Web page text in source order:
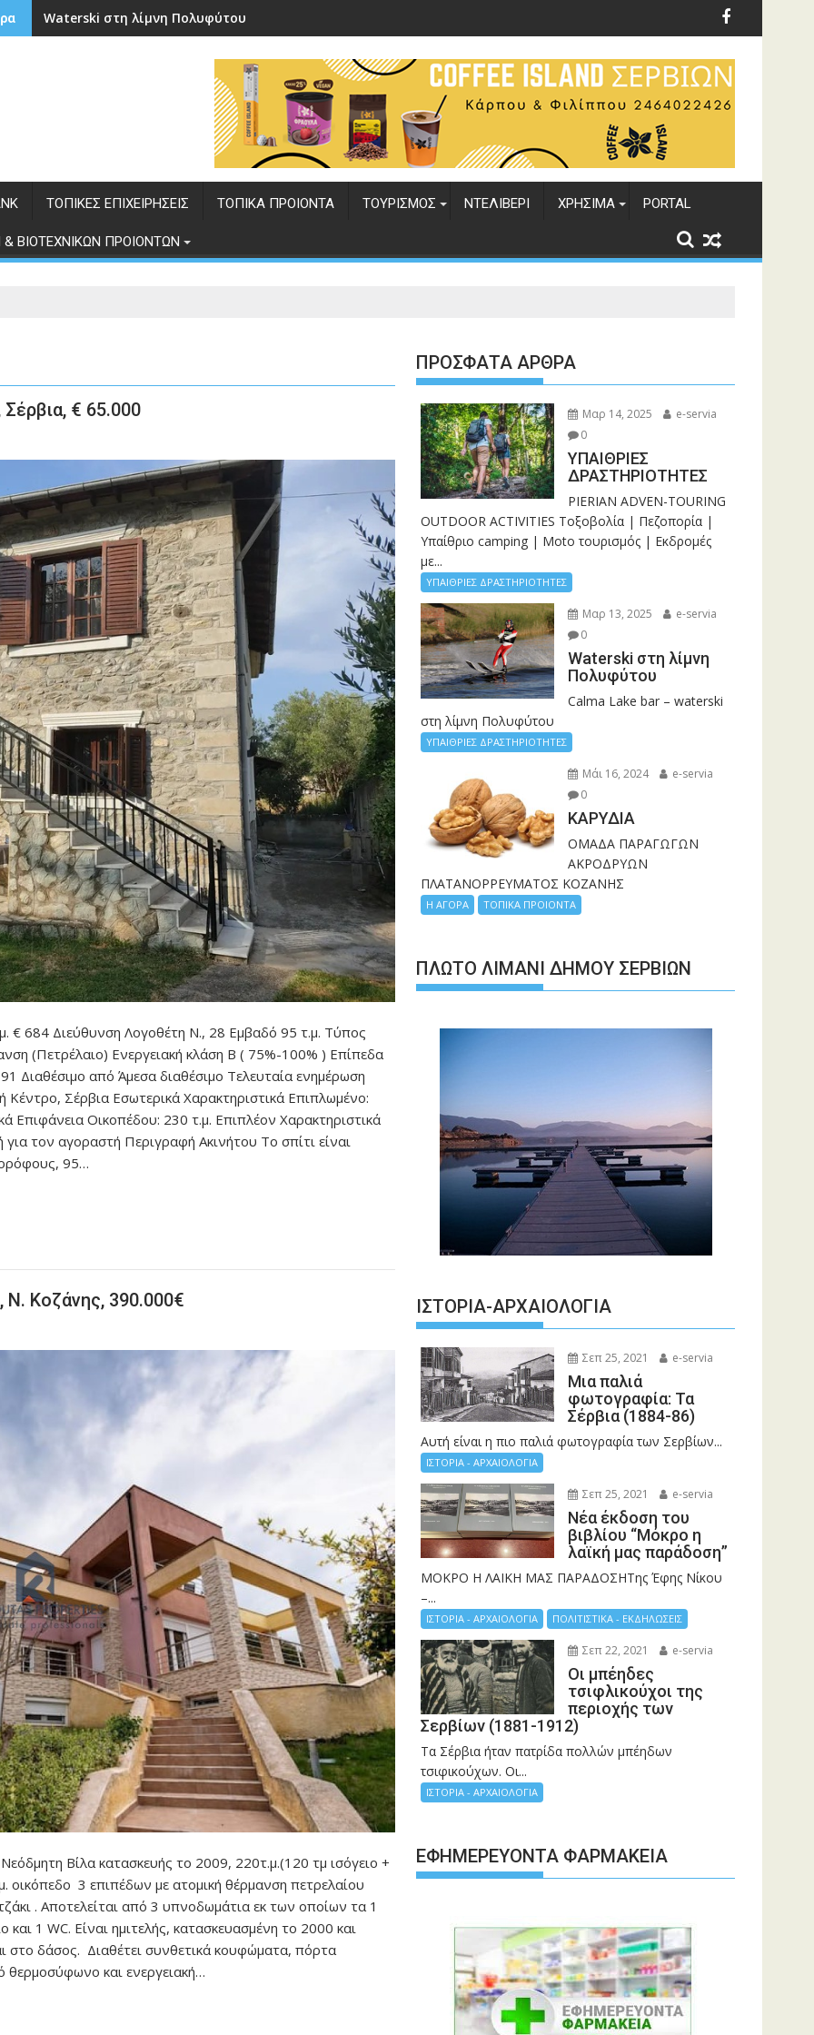
Waterski στη λίμνη Πολυφύτου
ΤΟΠΙΚΕΣ ΕΠΙΧΕΙΡΗΣΕΙΣ ΤΟΠΙΚΑ ΠΡΟΙΟΝΤΑ ΤΟΥΡΙΣΜΟΣ ΝΤΕΛΙΒΕΡΙ ΧΡΗΣΙΜΑ PORTAL
ΒΙΟΤΕΧΝΙΚΩΝ ΠΡΟΙΟΝΤΩΝ
€ 65.000
€ 684 Διεύθυνση Λογοθέτη Ν., 28 Εμβαδό 95 τ.μ. Τύπος
(Πετρέλαιο) Ενεργειακή κλάση Β ( 75%-100% ) Επίπεδα
Διαθέσιμο από Άμεσα διαθέσιμο Τελευταία ενημέρωση
Σέρβια Εσωτερικά Χαρακτηριστικά Επιπλωμένο:
Επιφάνεια Οικοπέδου: 230 τ.μ. Επιπλέον Χαρακτηριστικά
για τον αγοραστή Περιγραφή Ακινήτου Το σπίτι είναι
ορόφους, 95…
Ν. Κοζάνης, 390.000€
Βίλα κατασκευής το 2009, 220τ.μ.(120 τμ ισόγειο +
3 επιπέδων με ατομική θέρμανση πετρελαίου
. Αποτελείται από 3 υπνοδωμάτια εκ των οποίων τα 1
1 WC. Είναι ημιτελής, κατασκευασμένη το 2000 και
στο δάσος. Διαθέτει συνθετικά κουφώματα, πόρτα
θερμοσύφωνο και ενεργειακή…
ΠΡΌΣΦΑΤΑ ΆΡΘΡΑ
Μαρ 14, 2025
e-servia
0
ΥΠΑΙΘΡΙΕΣ
ΔΡΑΣΤΗΡΙΟΤΗΤΕΣ
PIERIAN ADVEN-TOURING
OUTDOOR ACTIVITIES Τοξοβολία | Πεζοπορία |
Υπαίθριο camping | Moto τουρισμός | Εκδρομές
με...
ΥΠΑΙΘΡΙΕΣ ΔΡΑΣΤΗΡΙΟΤΗΤΕΣ
Μαρ 13, 2025
e-servia
0
Waterski στη λίμνη
Πολυφύτου
Calma Lake bar – waterski
στη λίμνη Πολυφύτου
ΥΠΑΙΘΡΙΕΣ ΔΡΑΣΤΗΡΙΟΤΗΤΕΣ
Μάι 16, 2024
e-servia
0
ΚΑΡΥΔΙΑ
ΟΜΑΔΑ ΠΑΡΑΓΩΓΩΝ
ΑΚΡΟΔΡΥΩΝ
ΠΛΑΤΑΝΟΡΡΕΥΜΑΤΟΣ ΚΟΖΑΝΗΣ
Η ΑΓΟΡΑ ΤΟΠΙΚΑ ΠΡΟΙΟΝΤΑ
ΠΛΩΤΌ ΛΙΜΆΝΙ ΔΉΜΟΥ ΣΕΡΒΊΩΝ
ΙΣΤΟΡΊΑ-ΑΡΧΑΙΟΛΟΓΊΑ
Σεπ 25, 2021 e-servia
Μια παλιά
φωτογραφία: Τα
Σέρβια (1884-86)
Αυτή είναι η πιο παλιά φωτογραφία των Σερβίων...
ΙΣΤΟΡΙΑ - ΑΡΧΑΙΟΛΟΓΙΑ
Σεπ 25, 2021 e-servia
Νέα έκδοση του
βιβλίου “Μόκρο η
λαϊκή μας παράδοση”
ΜΟΚΡΟ Η ΛΑΙΚΗ ΜΑΣ ΠΑΡΑΔΟΣΗΤης Έφης Νίκου
–...
ΙΣΤΟΡΙΑ - ΑΡΧΑΙΟΛΟΓΙΑ ΠΟΛΙΤΙΣΤΙΚΑ - ΕΚΔΗΛΩΣΕΙΣ
Σεπ 22, 2021 e-servia
Οι μπέηδες
τσιφλικούχοι της
περιοχής των
Σερβίων (1881-1912)
Τα Σέρβια ήταν πατρίδα πολλών μπέηδων
τσιφικούχων. Οι...
ΙΣΤΟΡΙΑ - ΑΡΧΑΙΟΛΟΓΙΑ
ΕΦΗΜΕΡΕΎΟΝΤΑ ΦΑΡΜΑΚΕΊΑ